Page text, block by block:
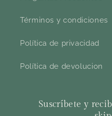
Términos y condiciones
Política de privacidad
Política de devolucion
Suscríbete y